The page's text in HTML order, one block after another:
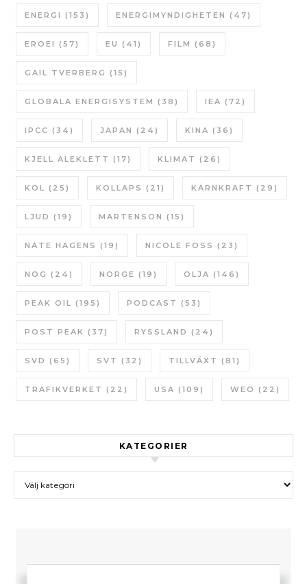
ENERGI (153) ENERGIMYNDIGHETEN (47)
EROEI (57) EU (41) FILM (68)
GAIL TVERBERG (15)
GLOBALA ENERGISYSTEM (38) IEA (72)
IPCC (34) JAPAN (24) KINA (36)
KJELL ALEKLETT (17) KLIMAT (26)
KOL (25) KOLLAPS (21) KÄRNKRAFT (29)
LJUD (19) MARTENSON (15)
NATE HAGENS (19) NICOLE FOSS (23)
NOG (24) NORGE (19) OLJA (146)
PEAK OIL (195) PODCAST (53)
POST PEAK (37) RYSSLAND (24)
SVD (65) SVT (32) TILLVÄXT (81)
TRAFIKVERKET (22) USA (109) WEO (22)
KATEGORIER